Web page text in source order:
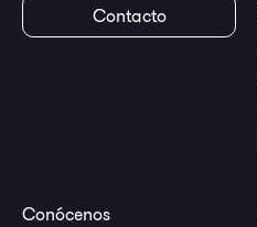
Contacto
Conócenos